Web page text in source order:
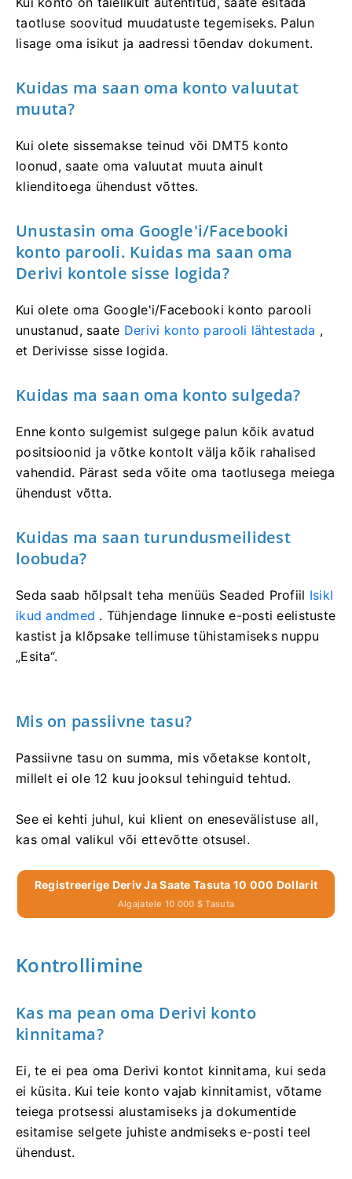
taotluse soovitud muudatuste tegemiseks. Palun
lisage oma isikut ja aadressi tõendav dokument.
Kuidas ma saan oma konto valuutat
muuta?
Kui olete sissemakse teinud või DMT5 konto
loonud, saate oma valuutat muuta ainult
klienditoega ühendust võttes.
Unustasin oma Google'i/Facebooki
konto parooli. Kuidas ma saan oma
Derivi kontole sisse logida?
Kui olete oma Google'i/Facebooki konto parooli
unustanud, saate Derivi konto parooli lähtestada ,
et Derivisse sisse logida.
Kuidas ma saan oma konto sulgeda?
Enne konto sulgemist sulgege palun kõik avatud
positsioonid ja võtke kontolt välja kõik rahalised
vahendid. Pärast seda võite oma taotlusega meiega
ühendust võtta.
Kuidas ma saan turundusmeilidest
loobuda?
Seda saab hõlpsalt teha menüüs Seaded Profiil Isikl
ikud andmed . Tühjendage linnuke e-posti eelistuste
kastist ja klõpsake tellimuse tühistamiseks nuppu
„Esita“.
Mis on passiivne tasu?
Passiivne tasu on summa, mis võetakse kontolt,
millelt ei ole 12 kuu jooksul tehinguid tehtud.
See ei kehti juhul, kui klient on enesevälistuse all,
kas omal valikul või ettevõtte otsusel.
Registreerige Deriv Ja Saate Tasuta 10 000 Dollarit
Algajatele 10 000 $ Tasuta
Kontrollimine
Kas ma pean oma Derivi konto
kinnitama?
Ei, te ei pea oma Derivi kontot kinnitama, kui seda
ei küsita. Kui teie konto vajab kinnitamist, võtame
teiega protsessi alustamiseks ja dokumentide
esitamise selgete juhiste andmiseks e-posti teel
ühendust.